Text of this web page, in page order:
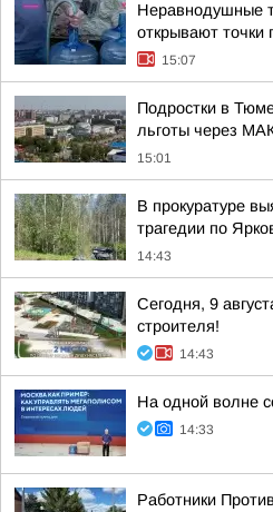
Неравнодушные
открывают
15:07
Подростки в
льготы через
15:01
В прокуратуре
трагедии по
14:43
Сегодня, 9
строителя!
14:43
На одной волне
14:33
Работники